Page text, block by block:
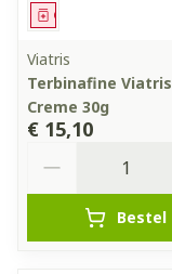
Geneesmiddel
Viatris
Terbinafine Viatris
Creme 30g
€ 15,10
Bestel